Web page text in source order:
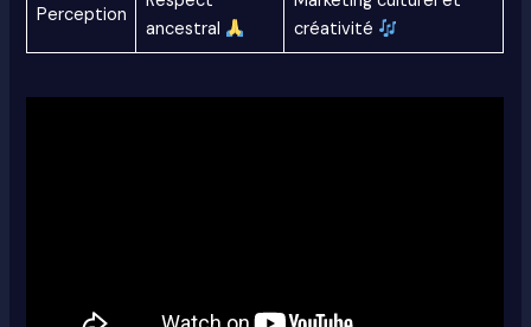
Perception
ancestral
créativité